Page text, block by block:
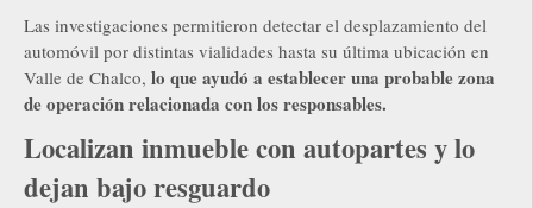
Las investigaciones permitieron detectar el desplazamiento del
automóvil por distintas vialidades hasta su última ubicación en
Valle de Chalco, lo que ayudó a establecer una probable zona
de operación relacionada con los responsables.
Localizan inmueble con autopartes y lo
dejan bajo resguardo